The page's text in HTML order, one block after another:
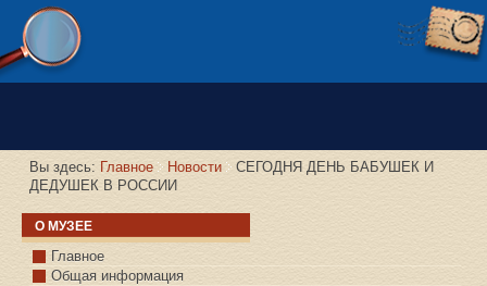
Версия сайта для слабовидящих
Вы здесь: Главное Новости
СЕГОДНЯ ДЕНЬ БАБУШЕК И
ДЕДУШЕК В РОССИИ
О МУЗЕЕ
Главное
Общая информация